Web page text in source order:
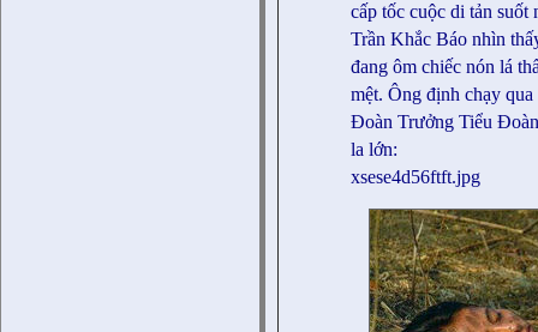
cấp tốc cuộc di tản
Trần Khắc Báo nhìn
đang ôm chiếc nón lá
mệt. Ông định chạy
Đoàn Trưởng Tiểu
la lớn:
xsese4d56ftft.jpg